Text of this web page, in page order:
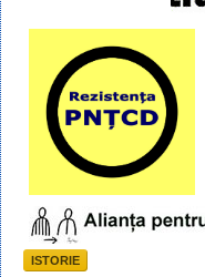
ISTORIE